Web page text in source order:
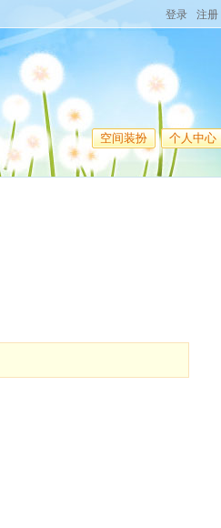
登录 注册
空间装扮 个人中心